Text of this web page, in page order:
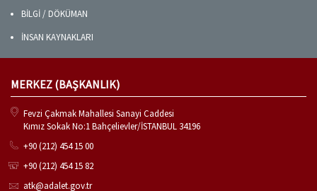
BİLGİ / DÖKÜMAN
İNSAN KAYNAKLARI
MERKEZ (BAŞKANLIK)
Fevzi Çakmak Mahallesi Sanayi Caddesi
Kımız Sokak No:1 Bahçelievler/İSTANBUL 34196
+90 (212) 454 15 00
+90 (212) 454 15 82
atk@adalet.gov.tr